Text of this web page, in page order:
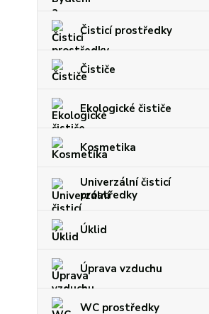
Čisticí prostředky
Čističe
Ekologické čističe
Kosmetika
Univerzální čisticí
prostředky
Úklid
Úprava vzduchu
WC prostředky